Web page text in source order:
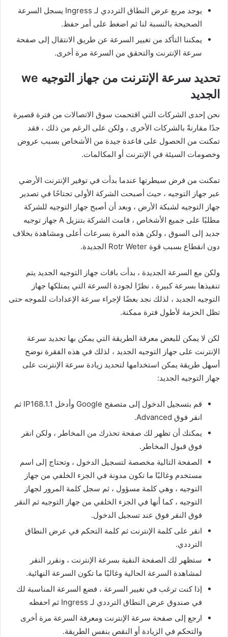
يوجد مربع عرض النطاق الترددي لـ Ingress يسجل السرعة
الصحيحة بالنسبة لنا ثم اضغط على أمر حفظ.
يمكننا التأكد من تغيير السرعة عن طريق الانتقال إلى صفحة
سرعة الإنترنت والتحقق من السرعة مرة أخرى.
تحديد سرعة الإنترنت من جهاز التوجيه we
الجديد
نحن إحدى الشركات التي اقتحمت سوق الاتصالات من فترة قصيرة
جدًا مقارنةً بالشركات الأخرى ، ولكن على الرغم من ذلك ، فقد
تمكنت من الحصول على قاعدة جيدة من الأشخاص بسبب عروض
وخصومات السيئة في الإنترنت أو المكالمات.
تمكنت من فرض سيطرتها عندما بدأت في توفير الإنترنت الأرضي
عبر جهاز التوجيه ، حيث أصبحت الشركة الأولى تجتاحًا في تصدير
جهاز التوجيه لشبكة الأرض ، وبعد أن أصبح جهاز التوجيه للشركة
مطلبًا على جميع الأشخاص ، قامت الشركة بتنزيل A جهاز توجيه
جديد إلى السوق ، ولكن هذه المرة بسرعات أعلى ومشاهدة بخلاف
دون انقطاع بسبب قوة Rotr Weter الجديدة.
ولكن مع السرعة الجديدة ، بدأت باقات جهاز التوجيه الجديد يتم
تنفيذها بسرعة كبيرة ، نظرًا لجودة السرعة التي يمتلكها جهاز
التوجيه الجديد ، لذلك نجد بعضًا لإجراء سرعة الإعدادات للموجه حتى
تظل الحزمة لأطول فترة ممكنة.
لكن لا يمكن للبعض معرفة الطريقة التي يمكن بها تحديد سرعة
الإنترنت على جهاز التوجيه الجديد ، لذلك في هذه الفقرة نوضح
أسهل طريقة يمكن استخدامها لتحديد زيادة سرعة الإنترنت على
جهاز التوجيه الجديد:
قم بتسجيل الدخول إلى متصفح Google وأدخل IP168.1.1 ثم
انقر فوق Advanced.
يمكنك أن تظهر لك صفحة تحذرك من المخاطر ، ولكن انقر
فوق قبول المخاطر.
الصفحة التالية مخصصة لتسجيل الدخول ، وتحتاج إلى اسم
مستخدم وغالبًا ما تكون مدونة في الجزء الخلفي من جهاز
التوجيه ، وهي كلمة مسؤول ، ثم سجل كلمة المرور لجهاز
التوجيه ، كما أنها في الجزء الخلفي من جهاز التوجيه ثم النقر
فوق النقر فوق عند تسجيل الدخول.
انقر على كلمة الإنترنت ثم كلمة التحكم في عرض النطاق
الترددي.
ستظهر لك الصفحة النقية بسرعة الإنترنت ، ونقرر النقر
لمشاهدة السرعة الحالية وغالبًا ما تكون السرعة النهائية.
إذا كنت ترغب في تغيير السرعة ، فضع السرعة المناسبة لك
في صندوق عرض النطاق الترددي لـ Ingress ثم احفظه
ارجع إلى صفحة سرعة الإنترنت ومعرفة السرعة مرة أخرى
والتحكم في الزيادة أو النقص بنفس الطريقة.